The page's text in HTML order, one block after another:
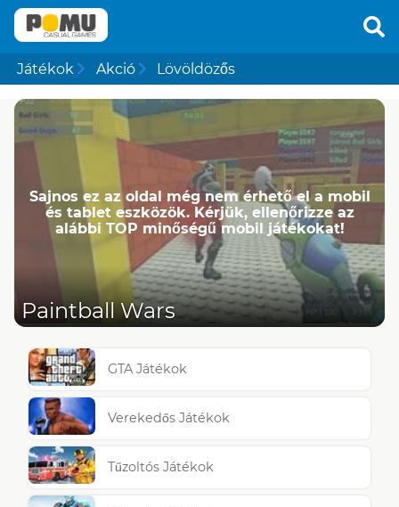
Játékok Akció Lövöldözős
Sajnos ez az oldal még nem érhető el a mobil
és tablet eszközök. Kérjük, ellenőrizze az
alábbi TOP minőségű mobil játékokat!
Paintball Wars
GTA Játékok
Verekedős Játékok
Tűzoltós Játékok